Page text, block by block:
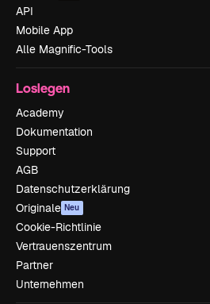
API
Mobile App
Alle Magnific-Tools
Loslegen
Academy
Dokumentation
Support
AGB
Datenschutzerklärung
Originale Neu
Cookie-Richtlinie
Vertrauenszentrum
Partner
Unternehmen